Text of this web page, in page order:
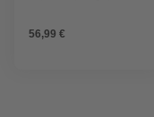
56,99 €